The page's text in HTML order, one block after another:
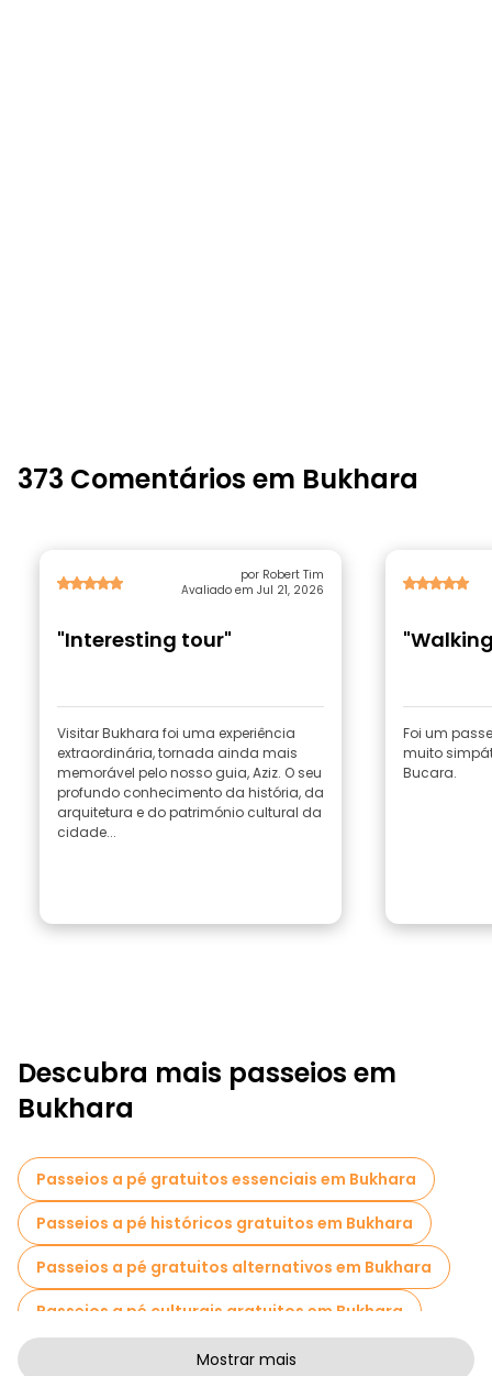
373 Comentários em Bukhara
por Robert Tim
Avaliado em Jul 21, 2026
"Interesting tour"
Visitar Bukhara foi uma experiência
extraordinária, tornada ainda mais
memorável pelo nosso guia, Aziz. O seu
profundo conhecimento da história, da
arquitetura e do património cultural da
cidade...
Foi um
muito
Bucara.
Descubra mais passeios em
Bukhara
Passeios a pé gratuitos essenciais em Bukhara
Passeios a pé históricos gratuitos em Bukhara
Passeios a pé gratuitos alternativos em Bukhara
Passeios a pé culturais gratuitos em Bukhara
Passeios a pé gratuitos de arte em Bukhara
Mostrar mais